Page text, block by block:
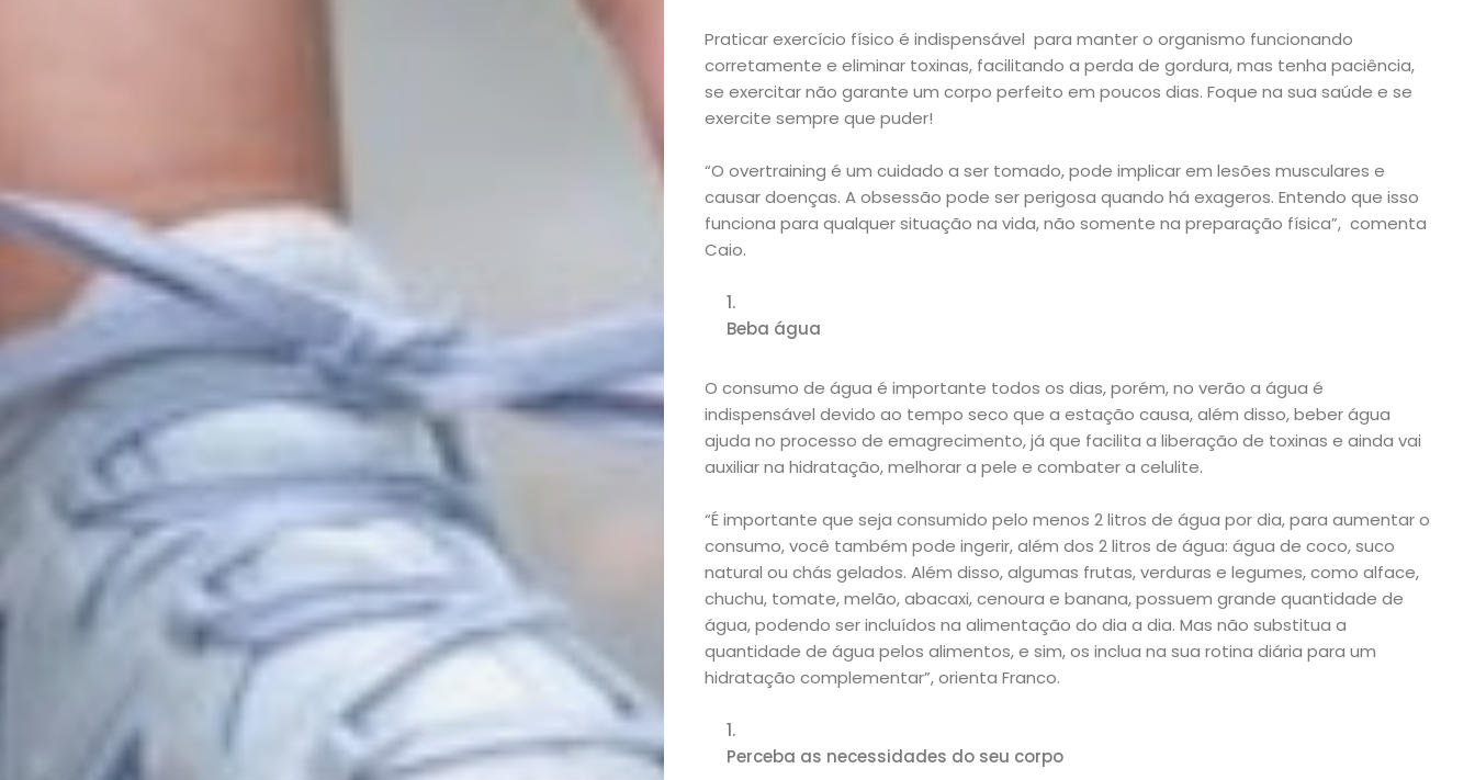
Início
Academia
Beleza
Bora
lá!
Casa
e
Decoração
Exclusiva
Homem
Mães
&
Filhos
Praticar exercício físico é indispensável para manter o organismo funcionando
corretamente e eliminar toxinas, facilitando a perda de gordura, mas tenha paciência,
se exercitar não garante um corpo perfeito em poucos dias. Foque na sua saúde e se
exercite sempre que puder!
“O overtraining é um cuidado a ser tomado, pode implicar em lesões musculares e
causar doenças. A obsessão pode ser perigosa quando há exageros. Entendo que isso
funciona para qualquer situação na vida, não somente na preparação física”, comenta
Caio.
Beba água
O consumo de água é importante todos os dias, porém, no verão a água é
indispensável devido ao tempo seco que a estação causa, além disso, beber água
ajuda no processo de emagrecimento, já que facilita a liberação de toxinas e ainda vai
auxiliar na hidratação, melhorar a pele e combater a celulite.
“É importante que seja consumido pelo menos 2 litros de água por dia, para aumentar o
consumo, você também pode ingerir, além dos 2 litros de água: água de coco, suco
natural ou chás gelados. Além disso, algumas frutas, verduras e legumes, como alface,
chuchu, tomate, melão, abacaxi, cenoura e banana, possuem grande quantidade de
água, podendo ser incluídos na alimentação do dia a dia. Mas não substitua a
quantidade de água pelos alimentos, e sim, os inclua na sua rotina diária para um
hidratação complementar”, orienta Franco.
Perceba as necessidades do seu corpo